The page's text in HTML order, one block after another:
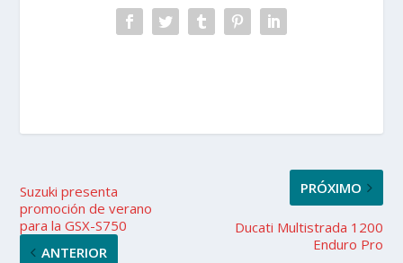
Suzuki presenta
promoción de verano
para la GSX-S750
ANTERIOR
PRÓXIMO
Ducati Multistrada 1200
Enduro Pro